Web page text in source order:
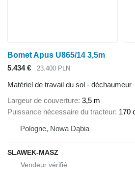
Bomet Apus U865/14 3,5m
5.434 €
23.400 PLN
Matériel de travail du sol - déchaumeur
Largeur de couverture 3,5 m
Puissance nécessaire du tracteur 170
Pologne, Nowa Dąbia
SLAWEK-MASZ